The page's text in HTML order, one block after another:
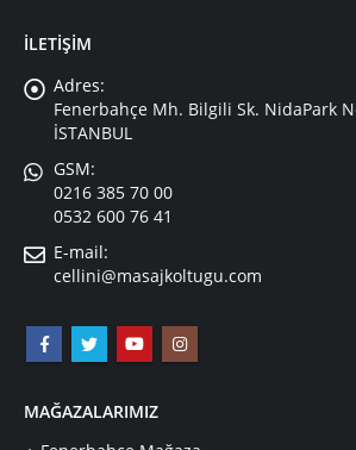
İLETİŞİM
Adres:
Fenerbahçe Mh. Bilgili Sk. NidaPark
İSTANBUL
GSM:
0216 385 70 00
0532 600 76 41
E-mail:
cellini@masajkoltugu.com
MAĞAZALARIMIZ